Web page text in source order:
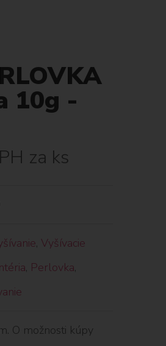
10g -
za ks
, Vyšívacie
, Perlovka,
O možnosti kúpy